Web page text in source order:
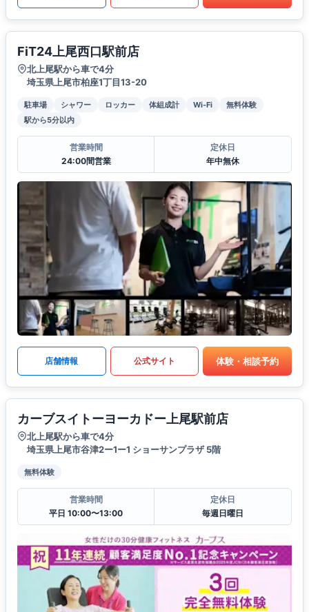
FiT24上尾西口駅前店
北上尾駅から車で4分
埼玉県上尾市柏座1丁目13-20
駐車場 シャワー ロッカー 体組成計 Wi-Fi
無料体験
駅から5分以内
営業時間
24:00間営業
定休日
年中無休
店舗情報 公式サイト 体験・相談予約
カーブスイトーヨーカドー上尾駅前店
北上尾駅から車で4分
埼玉県上尾市谷津2ー1ー1 ショーサンプラザ 5階
無料体験
営業時間
平日 10:00〜13:00
定休日
毎週日曜日